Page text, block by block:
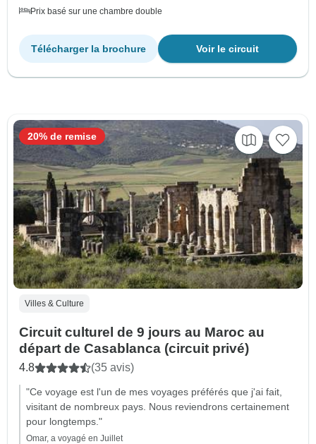
Prix basé sur une chambre double
Voir le circuit
Télécharger la brochure
Villes & Culture
Circuit culturel de 9 jours au Maroc au
départ de Casablanca (circuit privé)
4.8 (35 avis)
"Ce voyage est l'un de mes voyages préférés que j'ai fait,
visitant de nombreux pays. Nous reviendrons certainement
pour longtemps."
Omar, a voyagé en Juillet
20% de remise